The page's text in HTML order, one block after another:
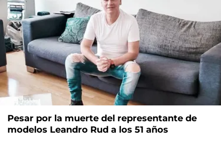
Pesar por la muerte del representante de
modelos Leandro Rud a los 51 años